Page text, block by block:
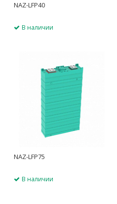
NAZ-LFP40
В наличии
NAZ-LFP75
В наличии